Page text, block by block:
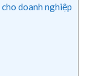
doanh nghiệp